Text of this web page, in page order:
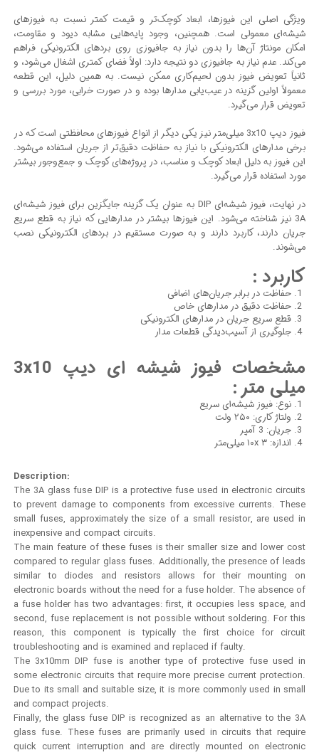
ویژگی اصلی این فیوزها، ابعاد کوچک‌تر و قیمت کمتر نسبت به فیوزهای
شیشه‌ای معمولی است. همچنین، وجود پایه‌هایی مشابه دیود و مقاومت،
امکان مونتاژ آن‌ها را بدون نیاز به جافیوزی روی بردهای الکترونیکی فراهم
می‌کند. عدم نیاز به جافیوزی دو نتیجه دارد: اولاً فضای کمتری اشغال می‌شود، و
ثانیاً تعویض فیوز بدون لحیم‌کاری ممکن نیست. به همین دلیل، این قطعه
معمولاً اولین گزینه در عیب‌یابی مدارها بوده و در صورت خرابی، مورد بررسی و
تعویض قرار می‌گیرد.
فیوز دیپ 3x10 میلی‌متر نیز یکی دیگر از انواع فیوزهای محافظتی است که در
برخی مدارهای الکترونیکی با نیاز به حفاظت دقیق‌تر از جریان استفاده می‌شود.
این فیوز به دلیل ابعاد کوچک و مناسب، در پروژه‌های کوچک و جمع‌وجور بیشتر
مورد استفاده قرار می‌گیرد.
در نهایت، فیوز شیشه‌ای DIP به عنوان یک گزینه جایگزین برای فیوز شیشه‌ای
3A نیز شناخته می‌شود. این فیوزها بیشتر در مدارهایی که نیاز به قطع سریع
جریان دارند، کاربرد دارند و به صورت مستقیم در بردهای الکترونیکی نصب
می‌شوند.
کاربرد :
حفاظت در برابر جریان‌های اضافی
حفاظت دقیق در مدارهای خاص
قطع سریع جریان در مدارهای الکترونیکی
جلوگیری از آسیب‌دیدگی قطعات مدار
مشخصات فیوز شیشه ای دیپ 3x10
میلی‌ متر :
نوع: فیوز شیشه‌ای سریع
ولتاژ کاری: ۲۵۰ ولت
جریان: 3 آمپر
اندازه: ۳ ۱۰x میلی‌متر
Description:
The 3A glass fuse DIP is a protective fuse used in electronic circuits
to prevent damage to components from excessive currents. These
small fuses, approximately the size of a small resistor, are used in
inexpensive and compact circuits.
The main feature of these fuses is their smaller size and lower cost
compared to regular glass fuses. Additionally, the presence of leads
similar to diodes and resistors allows for their mounting on
electronic boards without the need for a fuse holder. The absence of
a fuse holder has two advantages: first, it occupies less space, and
second, fuse replacement is not possible without soldering. For this
reason, this component is typically the first choice for circuit
troubleshooting and is examined and replaced if faulty.
The 3x10mm DIP fuse is another type of protective fuse used in
some electronic circuits that require more precise current protection.
Due to its small and suitable size, it is more commonly used in small
and compact projects.
Finally, the glass fuse DIP is recognized as an alternative to the 3A
glass fuse. These fuses are primarily used in circuits that require
quick current interruption and are directly mounted on electronic